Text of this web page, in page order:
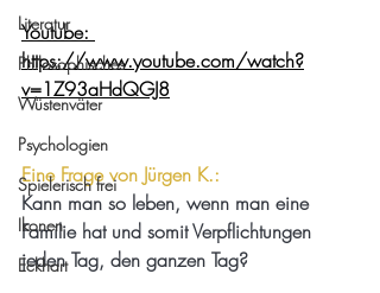
Literatur
Philosophisches
Wüstenväter
Psychologien
Spielerisch frei
Ikonen
Eckhart
Youtube:
https://www.youtube.com/watch?
v=1Z93aHdQGJ8
Eine Frage von Jürgen K.:
Kann man so leben, wenn man eine
Familie hat und somit Verpflichtungen
jeden Tag, den ganzen Tag?